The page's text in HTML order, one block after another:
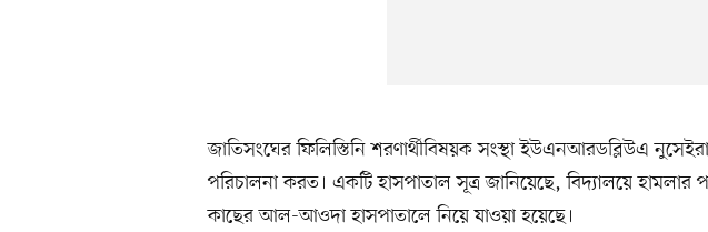
জাতিসংঘের ফিলিস্তিনি শরণার্থীবিষয়ক সংস্থা ইউএনআরডব্লিউএ
পরিচালনা করত। একটি হাসপাতাল সূত্র জানিয়েছে, বিদ্যালয়ে
কাছের আল-আওদা হাসপাতালে নিয়ে যাওয়া হয়েছে।